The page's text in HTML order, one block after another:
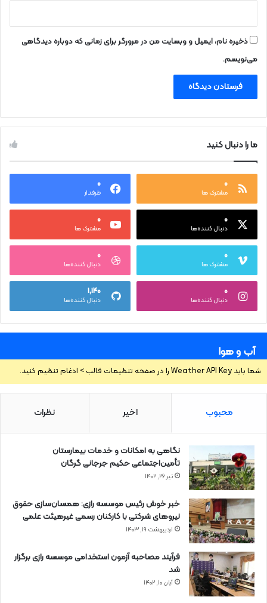
ذخیره نام، ایمیل و وبسایت من در مرورگر برای زمانی که دوباره دیدگاهی
می‌نویسم.
ما را دنبال کنید
۰
مشترک ها
۰
طرفدار
۰
دنبال کننده‌ها
۰
مشترک ها
۰
مشترک ها
۰
دنبال کننده‌ها
۰
دنبال کننده‌ها
۱,۱۴۰
دنبال کننده‌ها
آب و هوا
شما باید Weather API Key را در صفحه تنظیمات قالب > ادغام تنظیم کنید.
محبوب اخیر نظرات
نگاهی به امکانات و خدمات بیمارستان
تأمین‌اجتماعی حکیم جرجانی گرگان
تیر ۲۶, ۱۴۰۲
خبر خوش رئیس موسسه رازی: همسان‌سازی حقوق
نیروهای شرکتی با کارکنان رسمی غیرهیئت علمی
اردیبهشت ۱۹, ۱۴۰۳
فرآیند مصاحبه آزمون استخدامی موسسه رازی برگزار
شد
آبان ۱۰, ۱۴۰۲